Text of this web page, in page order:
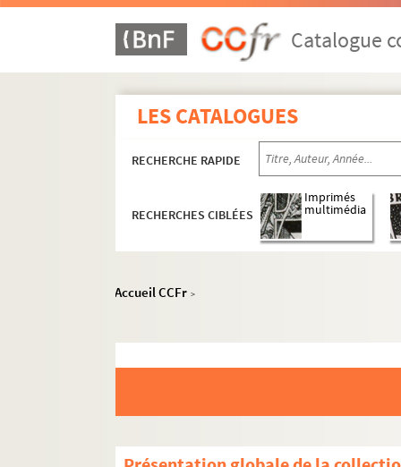
Catalogue
LES CATALOGUES
RECHERCHE RAPIDE
RECHERCHES CIBLÉES
Imprimés
multimédia
Accueil CCFr >